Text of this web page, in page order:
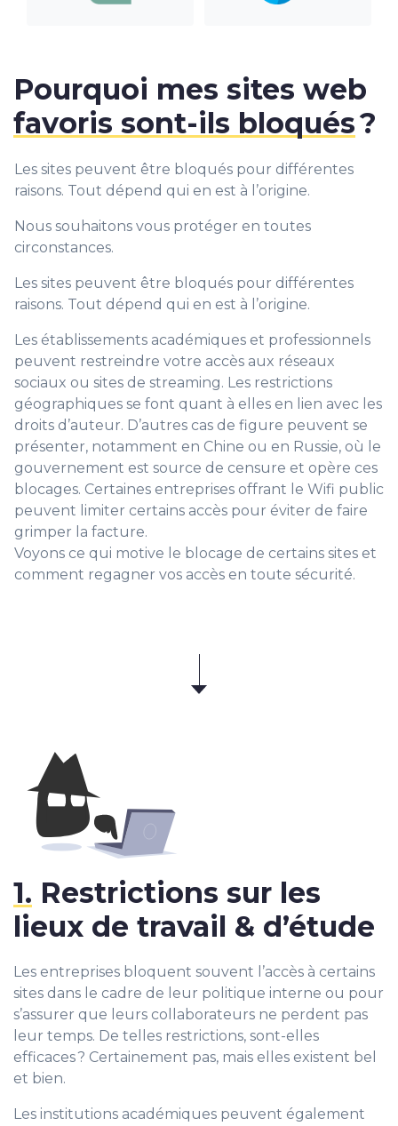
Pourquoi mes sites web
favoris sont-ils bloqués?
Les sites peuvent être bloqués pour différentes
raisons. Tout dépend qui en est à l’origine.
Nous souhaitons vous protéger en toutes
circonstances.
Les sites peuvent être bloqués pour différentes
raisons. Tout dépend qui en est à l’origine.
Les établissements académiques et professionnels
peuvent restreindre votre accès aux réseaux
sociaux ou sites de streaming. Les restrictions
géographiques se font quant à elles en lien avec les
droits d’auteur. D’autres cas de figure peuvent se
présenter, notamment en Chine ou en Russie, où le
gouvernement est source de censure et opère ces
blocages. Certaines entreprises offrant le Wifi public
peuvent limiter certains accès pour éviter de faire
grimper la facture.
Voyons ce qui motive le blocage de certains sites et
comment regagner vos accès en toute sécurité.
1. Restrictions sur les
lieux de travail & d’étude
Les entreprises bloquent souvent l’accès à certains
sites dans le cadre de leur politique interne ou pour
s’assurer que leurs collaborateurs ne perdent pas
leur temps. De telles restrictions, sont-elles
efficaces ? Certainement pas, mais elles existent bel
et bien.
Les institutions académiques peuvent également